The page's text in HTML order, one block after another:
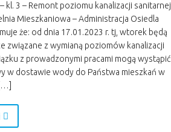
kl. 3 – Remont poziomu kanalizacji sanitarnej
Mieszkaniowa – Administracja Osiedla
że: od dnia 17.01.2023 r. tj, wtorek będą
związane z wymianą poziomów kanalizacji
z prowadzonymi pracami mogą wystąpić
w dostawie wody do Państwa mieszkań w